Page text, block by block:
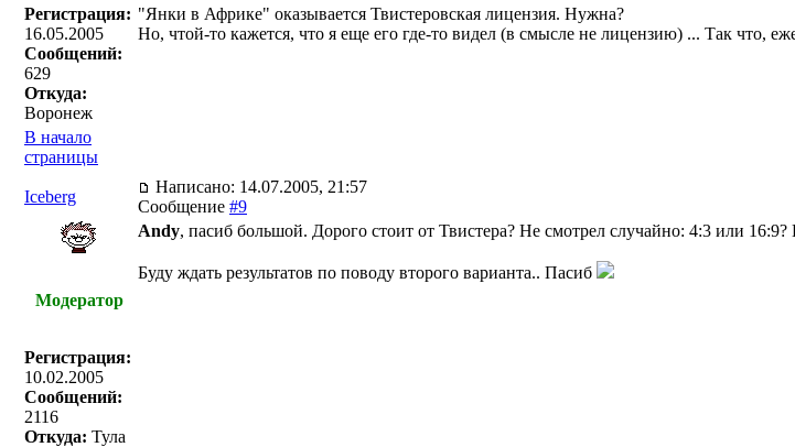
Регистрация:
16.05.2005
Сообщений:
629
Откуда:
Воронеж
"Янки в Африке" оказывается Твистеровская лицензия. Нужна?
Но, чтой-то кажется, что я еще его где-то видел (в смысле не лицензию) ... Так что,
В начало
страницы
Iceberg
Написано: 14.07.2005, 21:57
Сообщение #9
Модератор
Регистрация:
10.02.2005
Сообщений:
2116
Откуда: Тула
Andy, пасиб большой. Дорого стоит от Твистера? Не смотрел случайно: 4:3 или
Буду ждать результатов по поводу второго варианта.. Пасиб